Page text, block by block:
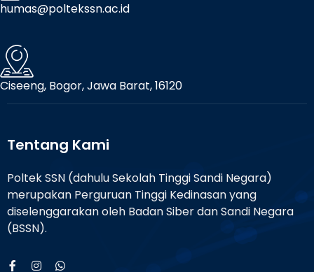
humas@poltekssn.ac.id
Ciseeng, Bogor, Jawa Barat, 16120
Tentang Kami
Poltek SSN (dahulu Sekolah Tinggi Sandi Negara)
merupakan Perguruan Tinggi Kedinasan yang
diselenggarakan oleh Badan Siber dan Sandi Negara
(BSSN).